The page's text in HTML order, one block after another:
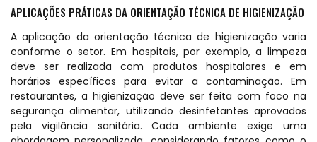
APLICAÇÕES PRÁTICAS DA ORIENTAÇÃO TÉCNICA DE HIGIENIZAÇÃO
A aplicação da orientação técnica de higienização varia
conforme o setor. Em hospitais, por exemplo, a limpeza
deve ser realizada com produtos hospitalares e em
horários específicos para evitar a contaminação. Em
restaurantes, a higienização deve ser feita com foco na
segurança alimentar, utilizando desinfetantes aprovados
pela vigilância sanitária. Cada ambiente exige uma